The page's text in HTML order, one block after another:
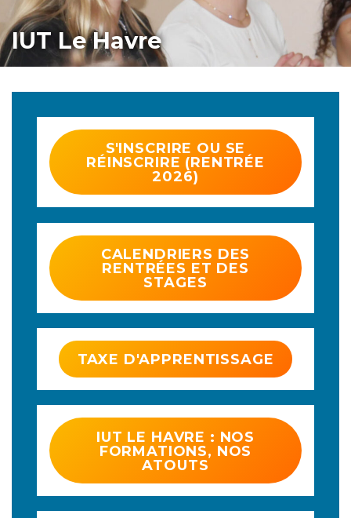
IUT Le Havre
S'INSCRIRE OU SE
RÉINSCRIRE (RENTRÉE
2026)
CALENDRIERS DES
RENTRÉES ET DES
STAGES
TAXE D'APPRENTISSAGE
IUT LE HAVRE : NOS
FORMATIONS, NOS
ATOUTS